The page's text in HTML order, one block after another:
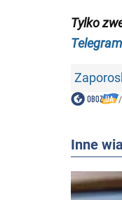
Tylko
Telegram
/
Inne